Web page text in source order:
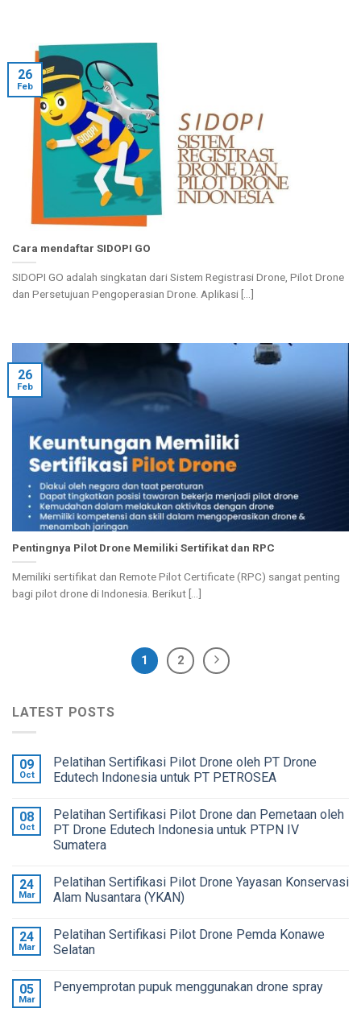
Cara mendaftar SIDOPI GO
SIDOPI GO adalah singkatan dari Sistem Registrasi Drone, Pilot Drone
dan Persetujuan Pengoperasian Drone. Aplikasi [...]
26
Feb
Pentingnya Pilot Drone Memiliki Sertifikat dan RPC
Memiliki sertifikat dan Remote Pilot Certificate (RPC) sangat penting
bagi pilot drone di Indonesia. Berikut [...]
26
Feb
1 2
LATEST POSTS
09
Oct
Pelatihan Sertifikasi Pilot Drone oleh PT Drone
Edutech Indonesia untuk PT PETROSEA
08
Oct
Pelatihan Sertifikasi Pilot Drone dan Pemetaan oleh
PT Drone Edutech Indonesia untuk PTPN IV
Sumatera
24
Mar
Pelatihan Sertifikasi Pilot Drone Yayasan Konservasi
Alam Nusantara (YKAN)
24
Mar
Pelatihan Sertifikasi Pilot Drone Pemda Konawe
Selatan
05
Mar
Penyemprotan pupuk menggunakan drone spray